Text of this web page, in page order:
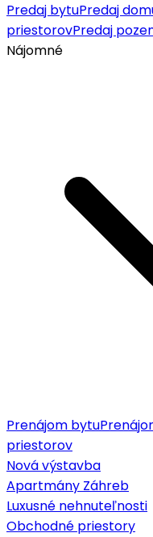
Predaj bytuPredaj
priestorovPredaj
Nájomné
Prenájom bytu
priestorov
Nová výstavba
Apartmány Záhreb
Luxusné nehnuteľnosti
Obchodné priestory